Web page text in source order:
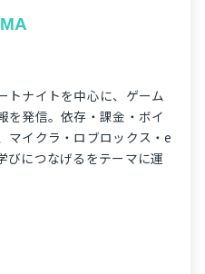
トナイトを中心に、ゲーム
を発信。依存・課金・ボイ
マイクラ・ロブロックス・e
びにつなげるをテーマに運